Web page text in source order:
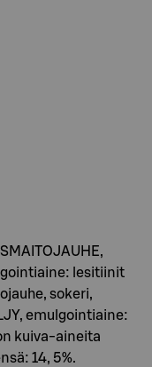
lesitiinit
sokeri,
emulgointiaine:
kuiva-aineita
14, 5%.